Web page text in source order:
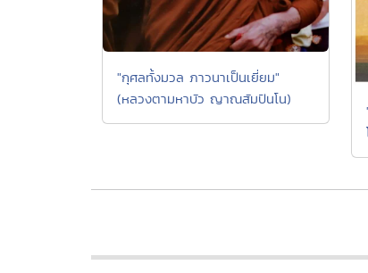
"กุศลทั้งมวล ภาวนาเป็นเยี่ยม"
(หลวงตามหาบัว ญาณสัมปันโน)